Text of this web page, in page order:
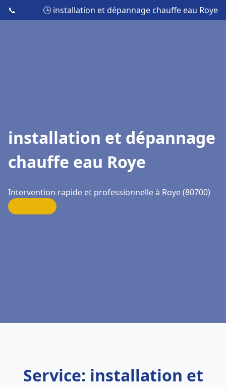
📞 🕒 installation et dépannage chauffe eau Roye
installation et dépannage
chauffe eau Roye
Intervention rapide et professionnelle à Roye (80700)
Service: installation et